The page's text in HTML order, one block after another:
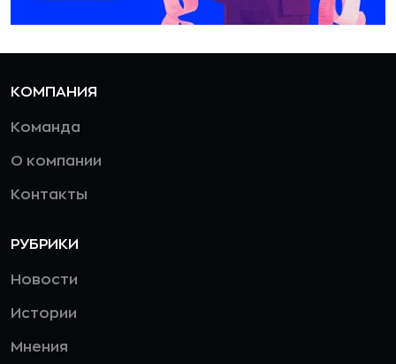
КОМПАНИЯ
Команда
О компании
Контакты
РУБРИКИ
Новости
Истории
Мнения